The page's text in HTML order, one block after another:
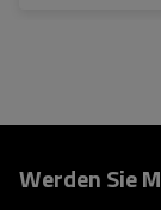
Werden Sie